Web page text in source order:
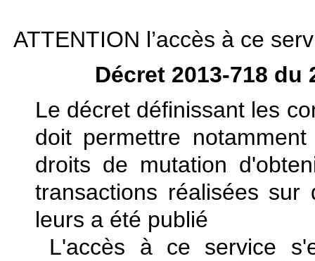
ATTENTION l’accès à ce
Décret 2013-718 du
Le décret définissant les
doit permettre
droits de mutation
transactions réalisées sur
leurs a été publié
L'accès à ce service